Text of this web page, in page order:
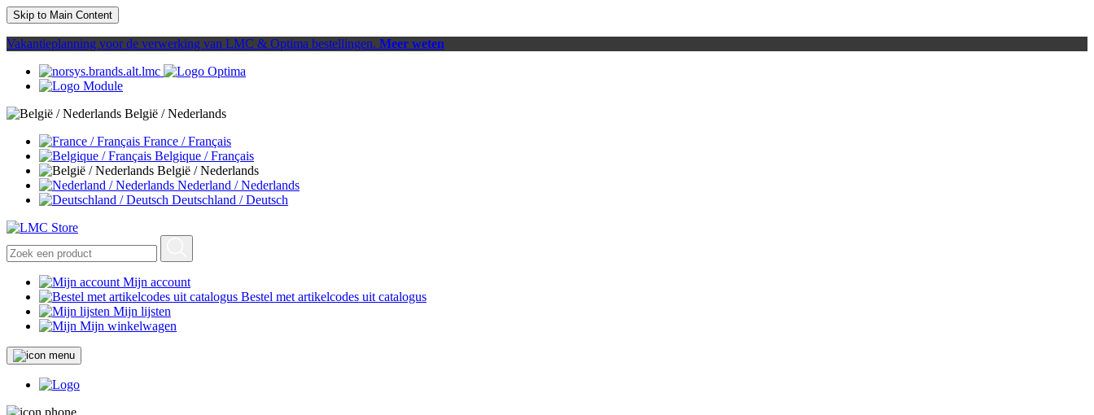
Skip to Main Content
Vakantieplanning voor de verwerking van LMC & Optima bestellingen. Meer weten
België / Nederlands
France / Français
Belgique / Français
België / Nederlands
Nederland / Nederlands
Deutschland / Deutsch
Mijn account
Bestel met artikelcodes uit catalogus
Mijn lijsten
Mijn winkelwagen